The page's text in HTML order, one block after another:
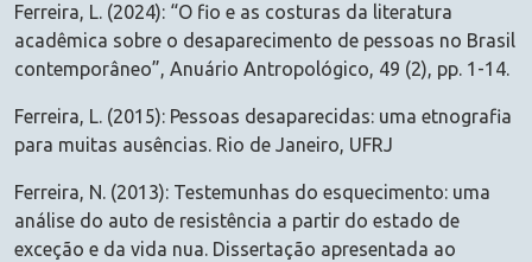
Ferreira, L. (2024): “O fio e as costuras da literatura
acadêmica sobre o desaparecimento de pessoas no Brasil
contemporâneo”, Anuário Antropológico, 49 (2), pp. 1-14.
Ferreira, L. (2015): Pessoas desaparecidas: uma etnografia
para muitas ausências. Rio de Janeiro, UFRJ
Ferreira, N. (2013): Testemunhas do esquecimento: uma
análise do auto de resistência a partir do estado de
exceção e da vida nua. Dissertação apresentada ao